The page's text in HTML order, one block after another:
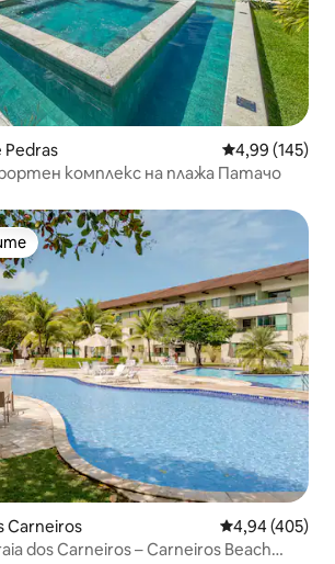
Pedras Средна
4,99 (145)
комплекс на плажа Патачо
Carneiros Средна
4,94 (405)
dos Carneiros – Carneiros Beach